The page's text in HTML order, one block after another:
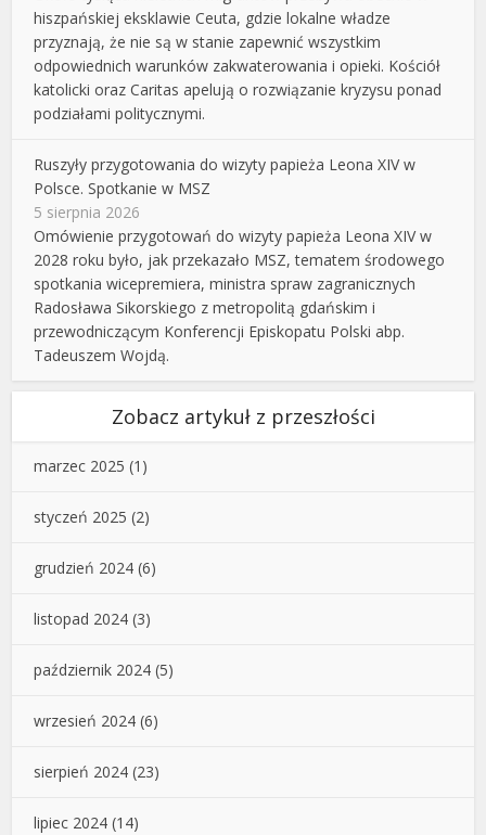
hiszpańskiej eksklawie Ceuta, gdzie lokalne władze
przyznają, że nie są w stanie zapewnić wszystkim
odpowiednich warunków zakwaterowania i opieki. Kościół
katolicki oraz Caritas apelują o rozwiązanie kryzysu ponad
podziałami politycznymi.
Ruszyły przygotowania do wizyty papieża Leona XIV w
Polsce. Spotkanie w MSZ
5 sierpnia 2026
Omówienie przygotowań do wizyty papieża Leona XIV w
2028 roku było, jak przekazało MSZ, tematem środowego
spotkania wicepremiera, ministra spraw zagranicznych
Radosława Sikorskiego z metropolitą gdańskim i
przewodniczącym Konferencji Episkopatu Polski abp.
Tadeuszem Wojdą.
Zobacz artykuł z przeszłości
marzec 2025 (1)
styczeń 2025 (2)
grudzień 2024 (6)
listopad 2024 (3)
październik 2024 (5)
wrzesień 2024 (6)
sierpień 2024 (23)
lipiec 2024 (14)